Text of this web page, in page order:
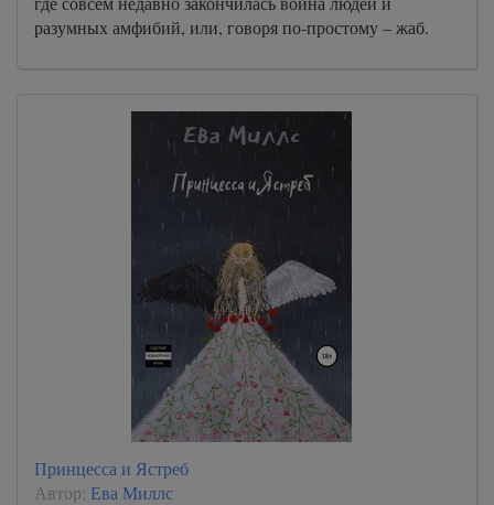
разумных амфибий, или, говоря по-простому – жаб.
Принцесса и Ястреб
Автор: Ева Миллс